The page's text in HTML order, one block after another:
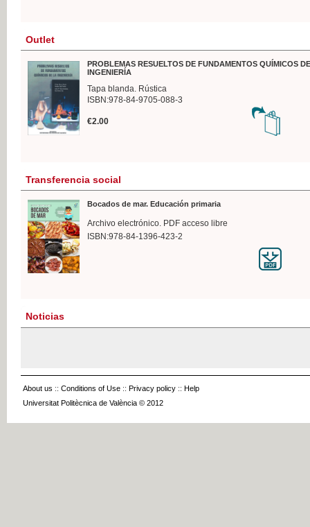
Outlet
PROBLEMAS RESUELTOS DE FUNDAMENTOS QUÍMICOS
INGENIERÍA
Tapa blanda. Rústica
ISBN:978-84-9705-088-3
€2.00
Transferencia social
Bocados de mar. Educación primaria
Archivo electrónico. PDF acceso libre
ISBN:978-84-1396-423-2
Noticias
About us :: Conditions of Use :: Privacy policy :: Help
Universitat Politècnica de València © 2012